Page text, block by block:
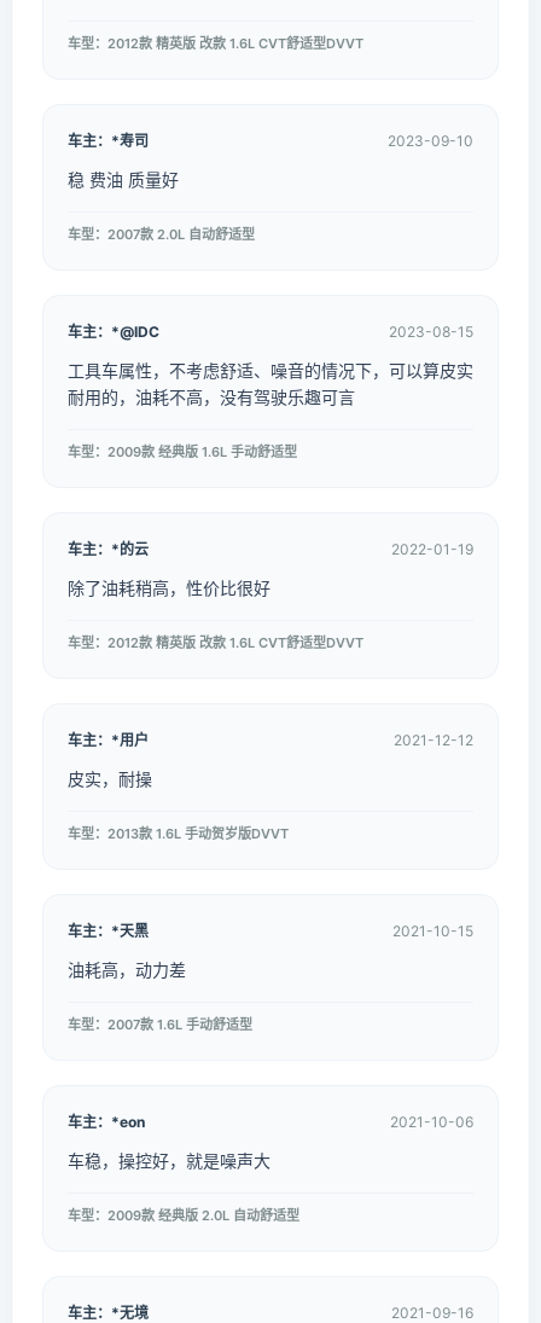
车型：2012款 精英版 改款 1.6L CVT舒适型DVVT
车主：*寿司 2023-09-10
稳 费油 质量好
车型：2007款 2.0L 自动舒适型
车主：*@IDC 2023-08-15
工具车属性，不考虑舒适、噪音的情况下，可以算皮实
耐用的，油耗不高，没有驾驶乐趣可言
车型：2009款 经典版 1.6L 手动舒适型
车主：*的云 2022-01-19
除了油耗稍高，性价比很好
车型：2012款 精英版 改款 1.6L CVT舒适型DVVT
车主：*用户 2021-12-12
皮实，耐操
车型：2013款 1.6L 手动贺岁版DVVT
车主：*天黑 2021-10-15
油耗高，动力差
车型：2007款 1.6L 手动舒适型
车主：*eon 2021-10-06
车稳，操控好，就是噪声大
车型：2009款 经典版 2.0L 自动舒适型
车主：*无境 2021-09-16